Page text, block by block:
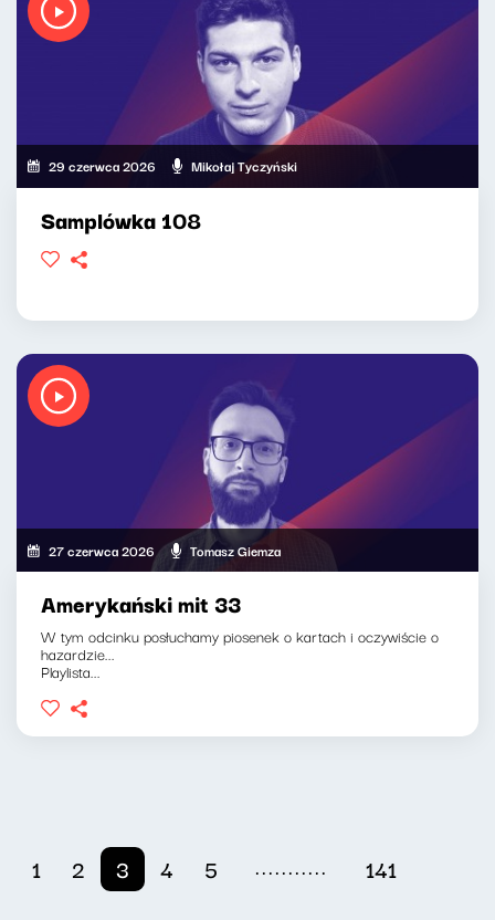
29 czerwca 2026 Mikołaj Tyczyński
Samplówka 108
27 czerwca 2026 Tomasz Giemza
Amerykański mit 33
W tym odcinku posłuchamy piosenek o kartach i oczywiście o
hazardzie...
Playlista...
1 2 3 4 5 ........... 141